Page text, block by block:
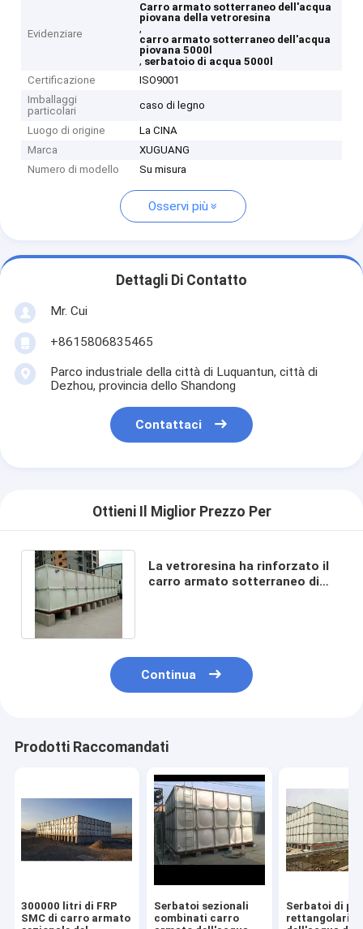
Evidenziare
Carro armato sotterraneo dell'acqua
piovana della vetroresina
,
carro armato sotterraneo dell'acqua
piovana 5000l
, serbatoio di acqua 5000l
Certificazione
ISO9001
Imballaggi
particolari
caso di legno
Luogo di origine
La CINA
Marca
XUGUANG
Numero di modello
Su misura
Osservi più
Dettagli Di Contatto
Mr. Cui
+8615806835465
Parco industriale della città di Luquantun, città di
Dezhou, provincia dello Shandong
Contattaci
Ottieni Il Miglior Prezzo Per
La vetroresina ha rinforzato il
carro armato sotterraneo di
Continua
Prodotti Raccomandati
300000 litri di FRP
SMC di carro armato
Serbatoi sezionali
combinati carro
Serbatoi di
rettangolari